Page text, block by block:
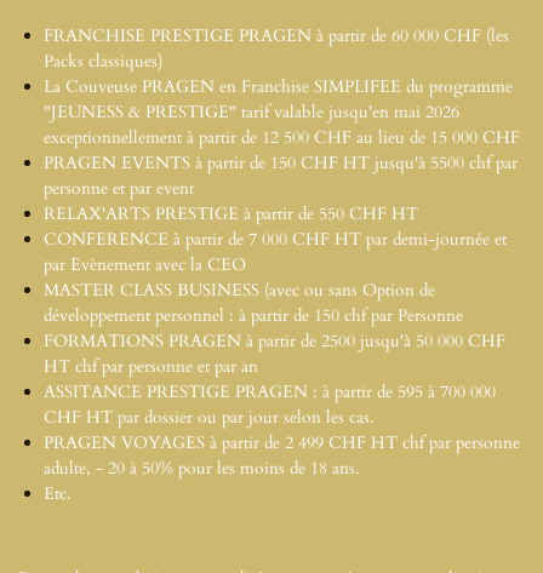
FRANCHISE PRESTIGE PRAGEN à partir de 60 000 CHF (les
Packs classiques)
La Couveuse PRAGEN en Franchise SIMPLIFEE du programme
"JEUNESS & PRESTIGE" tarif valable jusqu'en mai 2026
exceptionnellement à partir de 12 500 CHF au lieu de 15 000 CHF
PRAGEN EVENTS à partir de 150 CHF HT jusqu'à 5500 chf par
personne et par event
RELAX'ARTS PRESTIGE à partir de 550 CHF HT
CONFERENCE à partir de 7 000 CHF HT par demi-journée et
par Evènement avec la CEO
MASTER CLASS BUSINESS (avec ou sans Option de
développement personnel : à partir de 150 chf par Personne
FORMATIONS PRAGEN à partir de 2500 jusqu'à 50 000 CHF
HT chf par personne et par an
ASSITANCE PRESTIGE PRAGEN : à partir de 595 à 700 000
CHF HT par dossier ou par jour selon les cas.
PRAGEN VOYAGES à partir de 2 499 CHF HT chf par personne
adulte, - 20 à 50% pour les moins de 18 ans.
Etc.